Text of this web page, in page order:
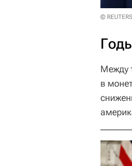
©
Между
в